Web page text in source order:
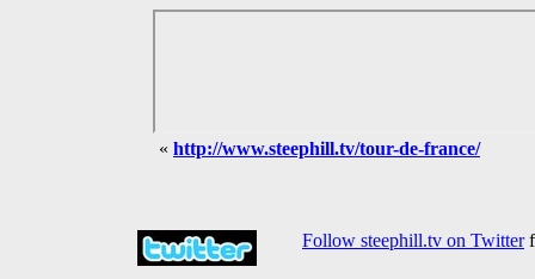
« http://www.steephill.tv/tour-de-france/
Follow steephill.tv on Twitter